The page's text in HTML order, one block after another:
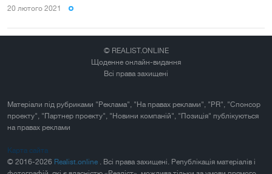
20 лютого 2021
© REALIST.ONLINE
Щоденне онлайн-видання
Всі права захищені
Матеріали під рубриками "Реклама", "На правах реклами", "PR", "Спонсор
проекту", "Партнер проекту", "Новини компаній", "Позиція" публікуються
на правах реклами
Карта сайта
© 2016-2026 Realist.online . Всі права захищені. Републікація матеріалів і